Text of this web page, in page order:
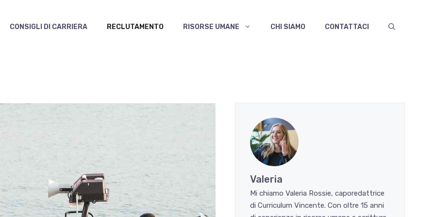
CONSIGLI DI CARRIERA RECLUTAMENTO RISORSE UMANE CHI SIAMO CONTATTACI
Valeria
Mi chiamo Valeria Rossie, caporedattrice
di Curriculum Vincente. Con oltre 15 anni